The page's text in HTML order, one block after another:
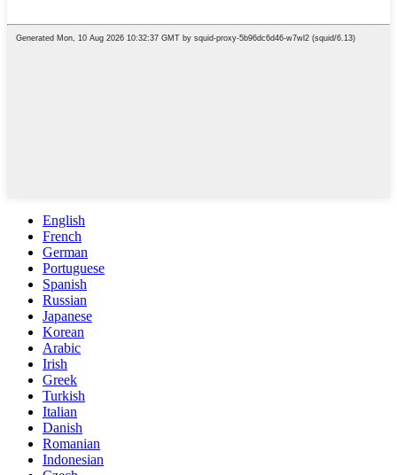
English
French
German
Portuguese
Spanish
Russian
Japanese
Korean
Arabic
Irish
Greek
Turkish
Italian
Danish
Romanian
Indonesian